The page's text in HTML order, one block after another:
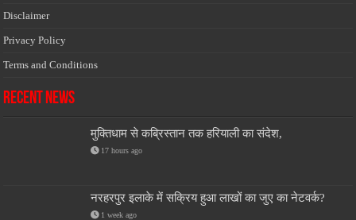
Disclaimer
Privacy Policy
Terms and Conditions
Recent News
मुक्तिधाम से कब्रिस्तान तक हरियाली का संदेश,
17 hours ago
नरहरपुर इलाके में सक्रिय हुआ लाखों का जुए का नेटवर्क?
1 week ago